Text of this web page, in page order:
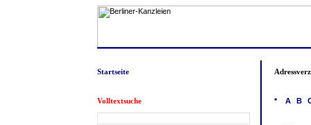
Startseite
Volltextsuche * A B